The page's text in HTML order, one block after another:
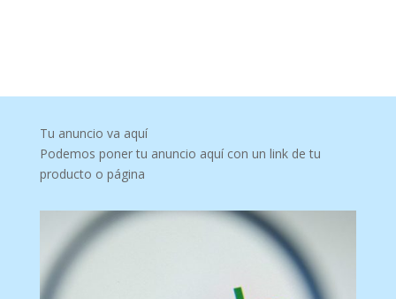
Tu anuncio va aquí
Podemos poner tu anuncio aquí con un link de tu
producto o página